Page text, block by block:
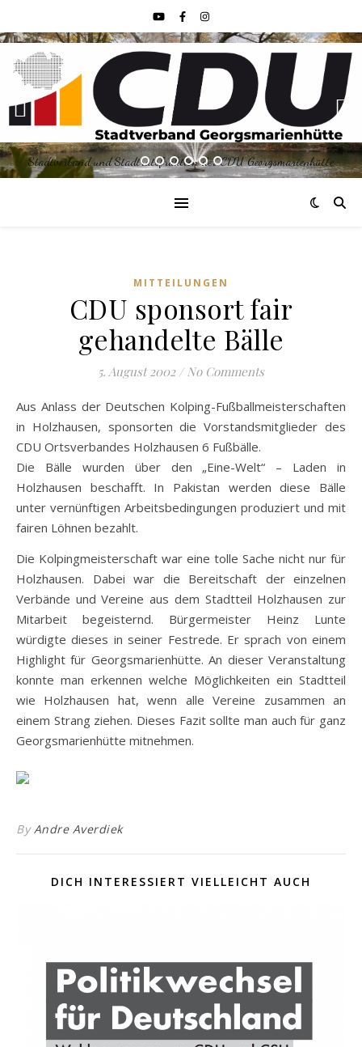
Stadtverband und Stadtratsfraktion der CDU Georgsmarienhütte
MITTEILUNGEN
CDU sponsort fair
gehandelte Bälle
5. August 2002 / No Comments
Aus Anlass der Deutschen Kolping-Fußballmeisterschaften
in Holzhausen, sponsorten die Vorstandsmitglieder des
CDU Ortsverbandes Holzhausen 6 Fußbälle.
Die Bälle wurden über den „Eine-Welt“ – Laden in
Holzhausen beschafft. In Pakistan werden diese Bälle
unter vernünftigen Arbeitsbedingungen produziert und mit
fairen Löhnen bezahlt.
Die Kolpingmeisterschaft war eine tolle Sache nicht nur für
Holzhausen. Dabei war die Bereitschaft der einzelnen
Verbände und Vereine aus dem Stadtteil Holzhausen zur
Mitarbeit begeisternd. Bürgermeister Heinz Lunte
würdigte dieses in seiner Festrede. Er sprach von einem
Highlight für Georgsmarienhütte. An dieser Veranstaltung
konnte man erkennen welche Möglichkeiten ein Stadtteil
wie Holzhausen hat, wenn alle Vereine zusammen an
einem Strang ziehen. Dieses Fazit sollte man auch für ganz
Georgsmarienhütte mitnehmen.
ByAndre Averdiek
DICH INTERESSIERT VIELLEICHT AUCH